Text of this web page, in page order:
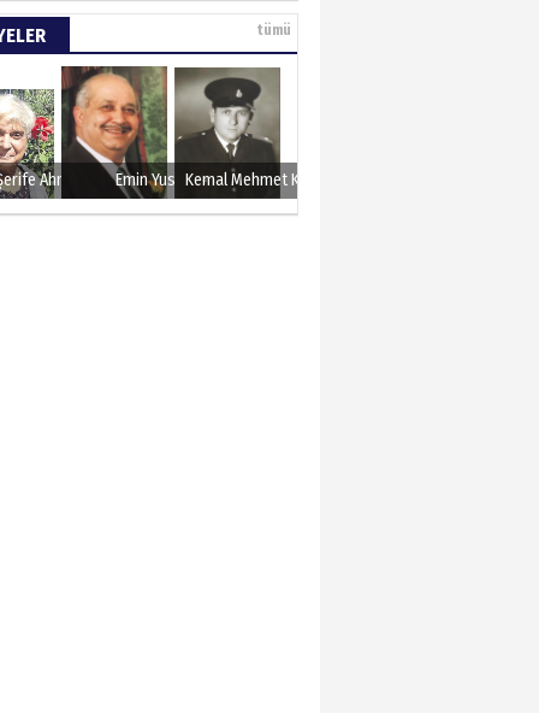
para
27 Mayıs 1960
KARAMAN
tümü
Ahmet Emin YusufKemal Mehmet Kanmaz